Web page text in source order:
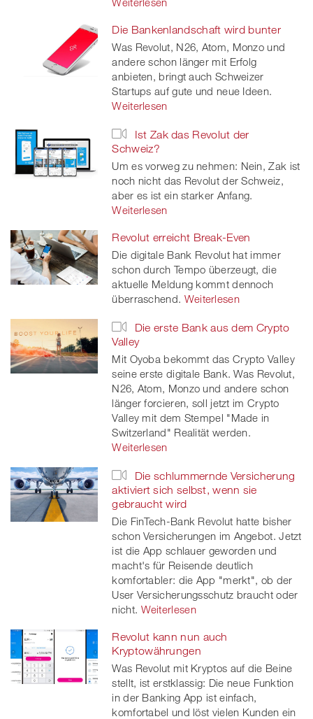
Die Bankenlandschaft wird bunter
Was Revolut, N26, Atom, Monzo und
andere schon länger mit Erfolg
anbieten, bringt auch Schweizer
Startups auf gute und neue Ideen.
Weiterlesen
Ist Zak das Revolut der
Schweiz?
Um es vorweg zu nehmen: Nein, Zak ist
noch nicht das Revolut der Schweiz,
aber es ist ein starker Anfang.
Weiterlesen
Revolut erreicht Break-Even
Die digitale Bank Revolut hat immer
schon durch Tempo überzeugt, die
aktuelle Meldung kommt dennoch
überraschend. Weiterlesen
Die erste Bank aus dem Crypto
Valley
Mit Oyoba bekommt das Crypto Valley
seine erste digitale Bank. Was Revolut,
N26, Atom, Monzo und andere schon
länger forcieren, soll jetzt im Crypto
Valley mit dem Stempel "Made in
Switzerland" Realität werden.
Weiterlesen
Die schlummernde Versicherung
aktiviert sich selbst, wenn sie
gebraucht wird
Die FinTech-Bank Revolut hatte bisher
schon Versicherungen im Angebot. Jetzt
ist die App schlauer geworden und
macht's für Reisende deutlich
komfortabler: die App "merkt", ob der
User Versicherungsschutz braucht oder
nicht. Weiterlesen
Revolut kann nun auch
Kryptowährungen
Was Revolut mit Kryptos auf die Beine
stellt, ist erstklassig: Die neue Funktion
in der Banking App ist einfach,
komfortabel und löst vielen Kunden ein